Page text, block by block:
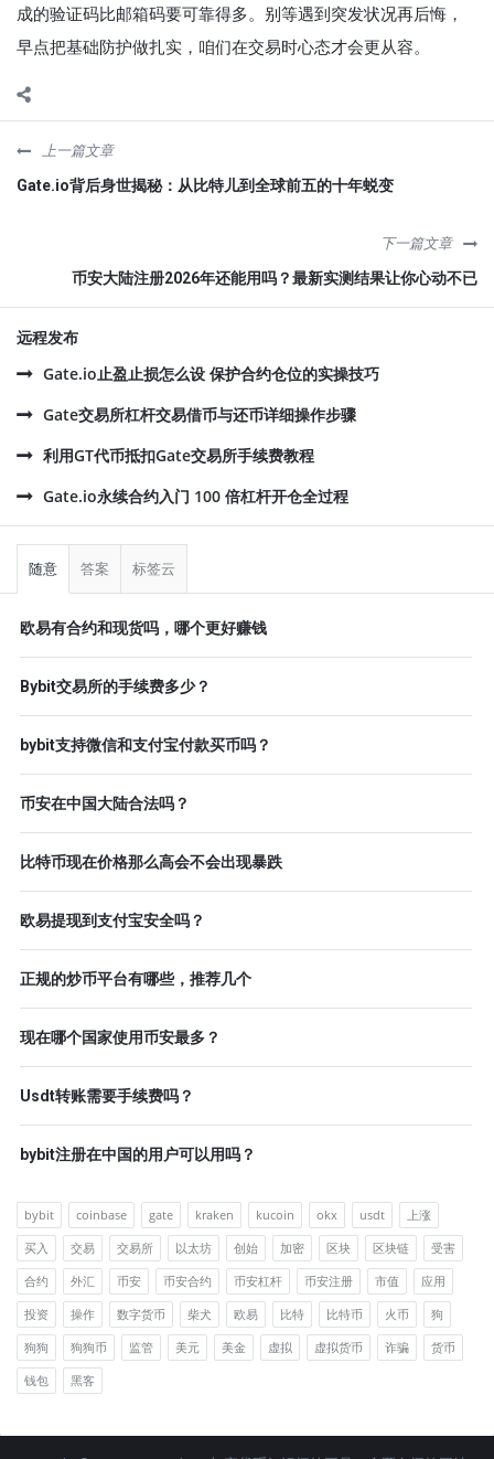
成的验证码比邮箱码要可靠得多。别等遇到突发状况再后悔，
早点把基础防护做扎实，咱们在交易时心态才会更从容。
上一篇文章
Gate.io背后身世揭秘：从比特儿到全球前五的十年蜕变
下一篇文章
币安大陆注册2026年还能用吗？最新实测结果让你心动不已
远程发布
Gate.io止盈止损怎么设 保护合约仓位的实操技巧
Gate交易所杠杆交易借币与还币详细操作步骤
利用GT代币抵扣Gate交易所手续费教程
Gate.io永续合约入门 100 倍杠杆开仓全过程
侧
随意 答案 标签云
欧易有合约和现货吗，哪个更好赚钱
Bybit交易所的手续费多少？
bybit支持微信和支付宝付款买币吗？
币安在中国大陆合法吗？
比特币现在价格那么高会不会出现暴跌
欧易提现到支付宝安全吗？
正规的炒币平台有哪些，推荐几个
现在哪个国家使用币安最多？
Usdt转账需要手续费吗？
bybit注册在中国的用户可以用吗？
bybit coinbase gate kraken kucoin okx usdt
上涨
买入
交易 交易所 以太坊 创始 加密 区块 区块链
受害
合约
外汇 币安 币安合约 币安杠杆 币安注册 市值
应用
投资
操作 数字货币 柴犬 欧易 比特 比特币 火币
狗
狗狗
狗狗币 监管 美元 美金 虚拟 虚拟货币 诈骗
货币
钱包
黑客